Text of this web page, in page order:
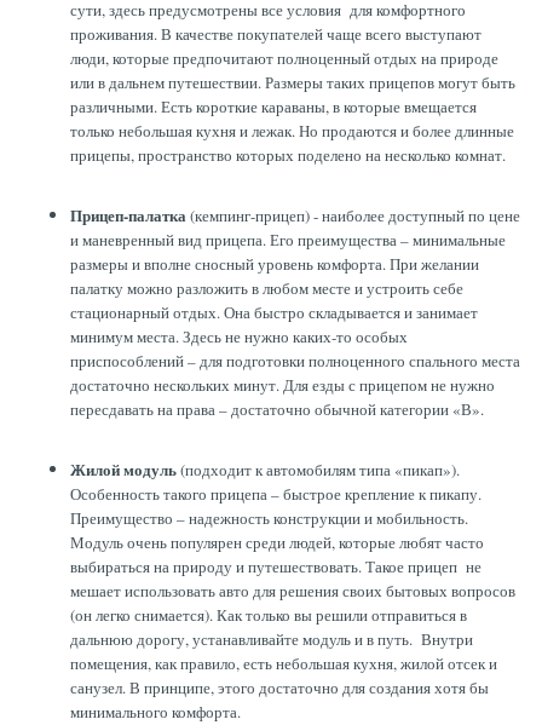
сути, здесь предусмотрены все условия для комфортного
проживания. В качестве покупателей чаще всего выступают
люди, которые предпочитают полноценный отдых на природе
или в дальнем путешествии. Размеры таких прицепов могут быть
различными. Есть короткие караваны, в которые вмещается
только небольшая кухня и лежак. Но продаются и более длинные
прицепы, пространство которых поделено на несколько комнат.
Прицеп-палатка(кемпинг-прицеп) - наиболее доступный по цене
и маневренный вид прицепа. Его преимущества – минимальные
размеры и вполне сносный уровень комфорта. При желании
палатку можно разложить в любом месте и устроить себе
стационарный отдых. Она быстро складывается и занимает
минимум места. Здесь не нужно каких-то особых
приспособлений – для подготовки полноценного спального места
достаточно нескольких минут. Для езды с прицепом не нужно
пересдавать на права – достаточно обычной категории «В».
Жилой модуль(подходит к автомобилям типа «пикап»).
Особенность такого прицепа – быстрое крепление к пикапу.
Преимущество – надежность конструкции и мобильность.
Модуль очень популярен среди людей, которые любят часто
выбираться на природу и путешествовать. Такое прицеп не
мешает использовать авто для решения своих бытовых вопросов
(он легко снимается). Как только вы решили отправиться в
дальнюю дорогу, устанавливайте модуль и в путь. Внутри
помещения, как правило, есть небольшая кухня, жилой отсек и
санузел. В принципе, этого достаточно для создания хотя бы
минимального комфорта.